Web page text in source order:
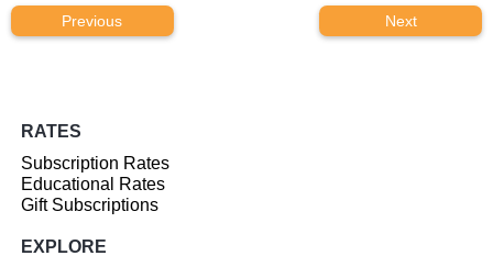
Previous Next
RATES
Subscription Rates
Educational Rates
Gift Subscriptions
EXPLORE